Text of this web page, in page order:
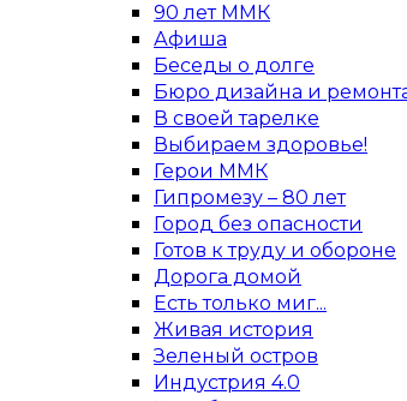
90 лет ММК
Афиша
Беседы о долге
Бюро дизайна и
В своей тарелке
Выбираем здоровье!
Герои ММК
Гипромезу – 80 лет
Город без опасности
Готов к труду и обороне
Дорога домой
Есть только миг...
Живая история
Зеленый остров
Индустрия 4.0